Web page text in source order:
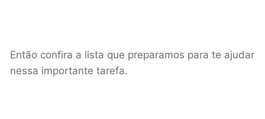
Então confira a lista que preparamos para te ajudar
nessa importante tarefa.